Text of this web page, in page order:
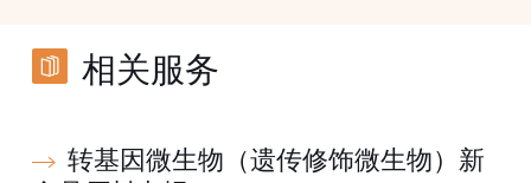
相关服务
转基因微生物（遗传修饰微生物）新